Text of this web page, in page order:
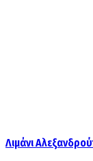
Λιμάνι